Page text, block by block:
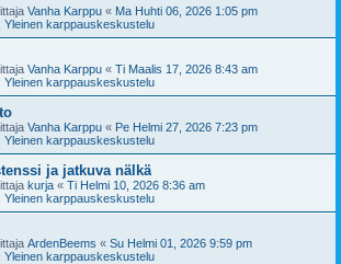
Vanha Karppu « Ma Huhti 06, 2026 1:05 pm
Yleinen karppauskeskustelu
Vanha Karppu « Ti Maalis 17, 2026 8:43 am
Yleinen karppauskeskustelu
Vanha Karppu « Pe Helmi 27, 2026 7:23 pm
Yleinen karppauskeskustelu
ja jatkuva nälkä
kurja « Ti Helmi 10, 2026 8:36 am
Yleinen karppauskeskustelu
ArdenBeems « Su Helmi 01, 2026 9:59 pm
Yleinen karppauskeskustelu